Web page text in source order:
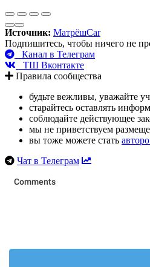
Источник: МатрёшCar
Подпишитесь, чтобы ничего не
Канал в Телеграм
ТШ Вконтакте
Правила сообщества
будьте вежливы, уважайте
старайтесь оставлять
соблюдайте действующее
мы не приветствуем
вы тоже можете стать
Чат в Телеграм